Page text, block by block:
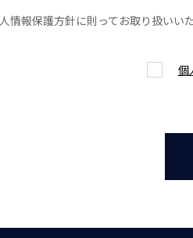
情報保護方針に則ってお取り扱い
個